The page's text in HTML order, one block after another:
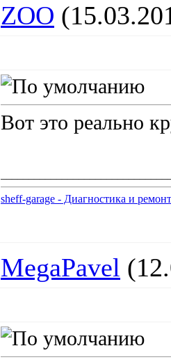
ZOO
Вот это реально
sheff-garage - Диагностика и
MegaPavel